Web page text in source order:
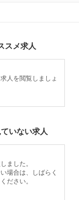
スメ求人
人を閲覧しましょ
いない求人
ました。
場合は、しばらく
ださい。